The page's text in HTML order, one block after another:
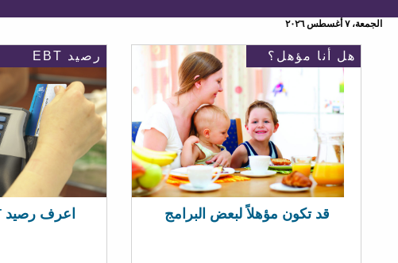
الجمعة، ٧ أغسطس ٢٠٢٦
رصيد EBT
اعرف رصيد EBT الخاص بك
هل أنا مؤهل؟
قد تكون مؤهلاً لبعض البرامج